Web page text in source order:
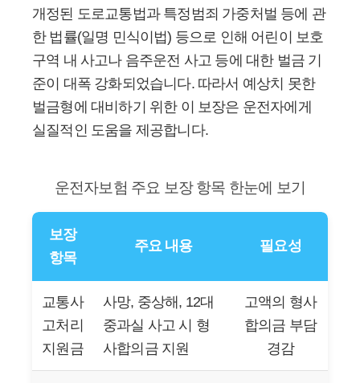
개정된 도로교통법과 특정범죄 가중처벌 등에 관
한 법률(일명 민식이법) 등으로 인해 어린이 보호
구역 내 사고나 음주운전 사고 등에 대한 벌금 기
준이 대폭 강화되었습니다. 따라서 예상치 못한
벌금형에 대비하기 위한 이 보장은 운전자에게
실질적인 도움을 제공합니다.
운전자보험 주요 보장 항목 한눈에 보기
보장
항목
주요 내용 필요성
교통사
고처리
지원금
사망, 중상해, 12대
중과실 사고 시 형
사합의금 지원
고액의 형사
합의금 부담
경감